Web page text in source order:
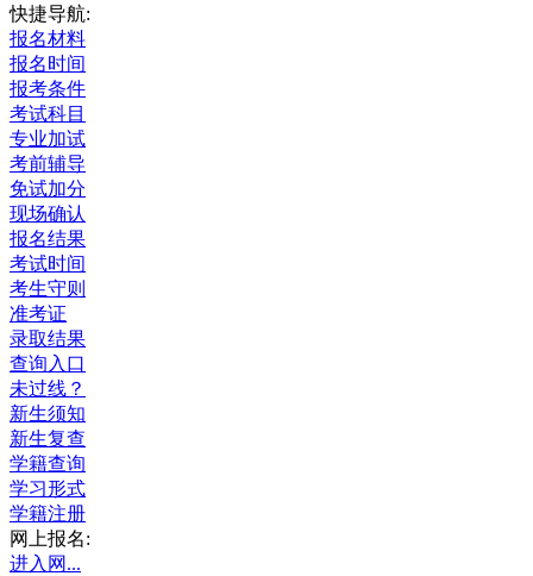
快捷导航:
报名材料
报名时间
报考条件
考试科目
专业加试
考前辅导
免试加分
现场确认
报名结果
考试时间
考生守则
准考证
录取结果
查询入口
未过线？
新生须知
新生复查
学籍查询
学习形式
学籍注册
网上报名:
进入网...